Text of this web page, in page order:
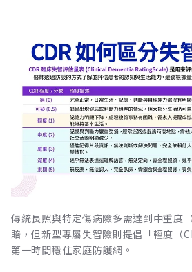
傳統長照與特定傷病險多需達到中重度
賠，但新型專屬失智險則提倡「輕度（
第一時間穩住家庭防護網。